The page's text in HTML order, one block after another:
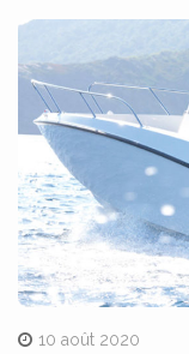
10 août 2020